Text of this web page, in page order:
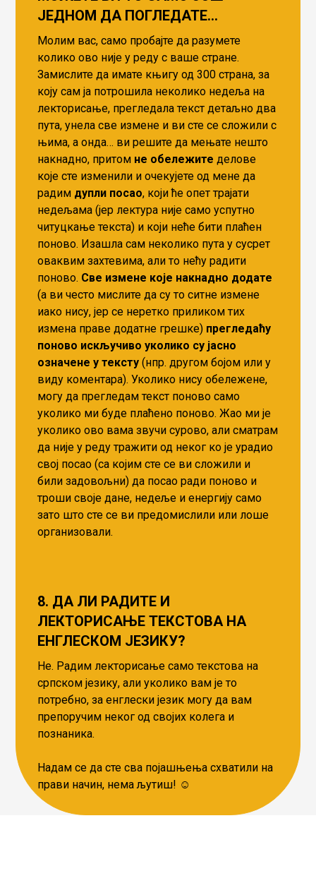
ЈЕДНОМ ДА ПОГЛЕДАТЕ…
Молим вас, само пробајте да разумете
колико ово није у реду с ваше стране.
Замислите да имате књигу од 300 страна, за
коју сам ја потрошила неколико недеља на
лекторисање, прегледала текст детаљно два
пута, унела све измене и ви сте се сложили с
њима, а онда… ви решите да мењате нешто
накнадно, притом не обележите делове
које сте изменили и очекујете од мене да
радим дупли посао, који ће опет трајати
недељама (јер лектура није само успутно
читуцкање текста) и који неће бити плаћен
поново. Изашла сам неколико пута у сусрет
оваквим захтевима, али то нећу радити
поново. Све измене које накнадно додате
(а ви често мислите да су то ситне измене
иако нису, јер се неретко приликом тих
измена праве додатне грешке) прегледаћу
поново искључиво уколико су јасно
означене у тексту(нпр. другом бојом или у
виду коментара). Уколико нису обележене,
могу да прегледам текст поново само
уколико ми буде плаћено поново. Жао ми је
уколико ово вама звучи сурово, али сматрам
да није у реду тражити од неког ко је урадио
свој посао (са којим сте се ви сложили и
били задовољни) да посао ради поново и
троши своје дане, недеље и енергију само
зато што сте се ви предомислили или лоше
организовали.
8. ДА ЛИ РАДИТЕ И
ЛЕКТОРИСАЊЕ ТЕКСТОВА НА
ЕНГЛЕСКОМ ЈЕЗИКУ?
Не. Радим лекторисање само текстова на
српском језику, али уколико вам је то
потребно, за енглески језик могу да вам
препоручим неког од својих колега и
познаника.
Надам се да сте сва појашњења схватили на
прави начин, нема љутиш! ☺️